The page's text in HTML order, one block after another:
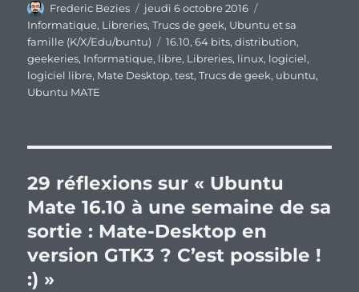
Auteur
Frederic Bezies
Publié
le
jeudi 6 octobre 2016
Informatique, Libreries,Trucs de geek, Ubuntu et sa
famille (K/X/Edu/buntu)
Étiquettes
16.10,64 bits,distribution,
geekeries, Informatique, libre, Libreries, linux, logiciel,
logiciel libre, Mate Desktop,test,Trucs de geek, ubuntu,
Ubuntu MATE
29 réflexions sur « Ubuntu
Mate 16.10 à une semaine de sa
sortie : Mate-Desktop en
version GTK3 ? C’est possible !
:) »